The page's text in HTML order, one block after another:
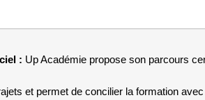
: Up Académie propose son parcours
et permet de concilier la formation